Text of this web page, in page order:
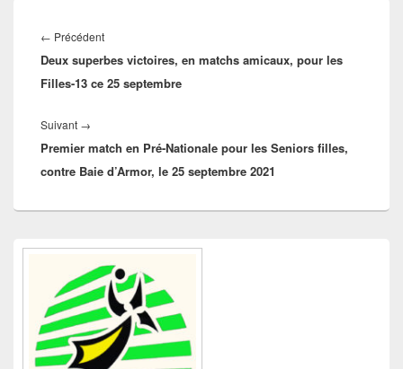
de
l’article
← PrécédentArticle
précédent :
Deux superbes victoires, en matchs amicaux, pour les
Filles-13 ce 25 septembre
Suivant →
suivant :
Premier match en Pré-Nationale pour les Seniors filles,
contre Baie d’Armor, le 25 septembre 2021
Zone
barre
latérale